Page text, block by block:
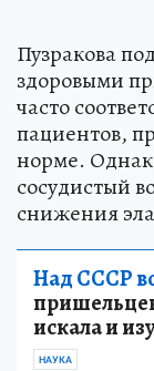
Пузракова
здоровыми
часто
пациентов,
норме.
сосудистый
снижения
Над СССР
искала и
НАУКА